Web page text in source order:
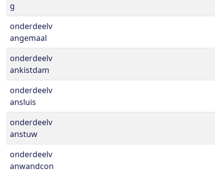
g
onderdeelv
angemaal
onderdeelv
ankistdam
onderdeelv
ansluis
onderdeelv
anstuw
onderdeelv
anwandcon